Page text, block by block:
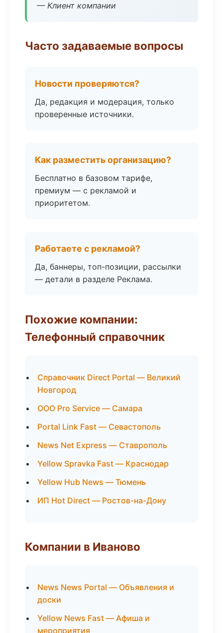
— Клиент компании
Часто задаваемые вопросы
Новости проверяются?
Да, редакция и модерация, только
проверенные источники.
Как разместить организацию?
Бесплатно в базовом тарифе,
премиум — с рекламой и
приоритетом.
Работаете с рекламой?
Да, баннеры, топ-позиции, рассылки
— детали в разделе Реклама.
Похожие компании:
Телефонный справочник
Справочник Direct Portal — Великий
Новгород
ООО Pro Service — Самара
Portal Link Fast — Севастополь
News Net Express — Ставрополь
Yellow Spravka Fast — Краснодар
Yellow Hub News — Тюмень
ИП Hot Direct — Ростов-на-Дону
Компании в Иваново
News News Portal — Объявления и
доски
Yellow News Fast — Афиша и
мероприятия